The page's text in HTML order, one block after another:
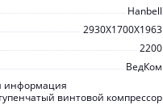
Hanbell
2930X1700X1963
2200
ВедКом
информация
винтовой компрессор